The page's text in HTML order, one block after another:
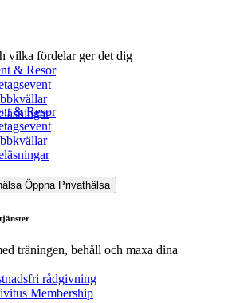
vilka fördelar ger det dig
& Resor
& Resor
Öppna Privathälsa
träningen, behåll och maxa dina
rådgivning
Membership